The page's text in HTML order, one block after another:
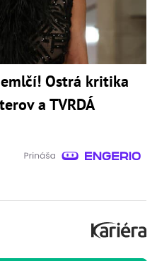
Ostrá kritika
a TVRDÁ